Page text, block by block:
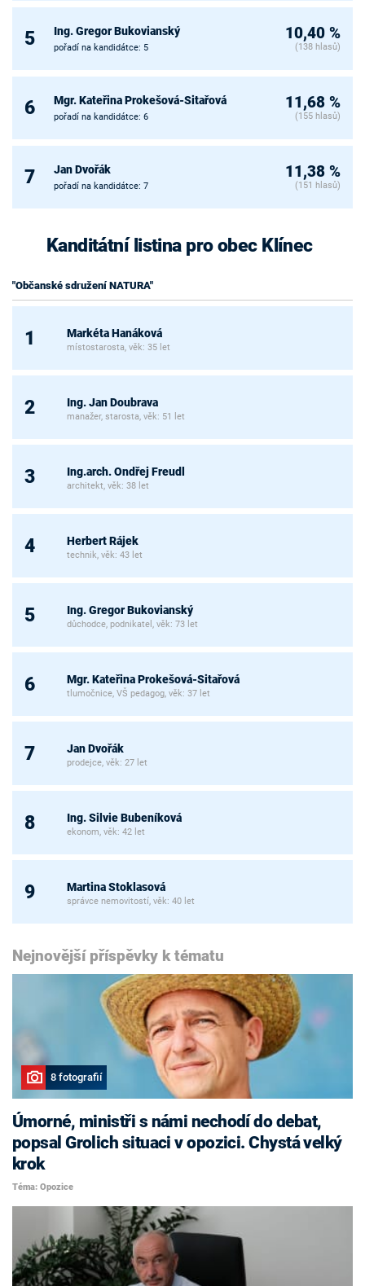
5 Ing. Gregor Bukovianský
pořadí na kandidátce: 5
10,40 %
(138 hlasů)
6 Mgr. Kateřina Prokešová-Sitařová
pořadí na kandidátce: 6
11,68 %
(155 hlasů)
7 Jan Dvořák
pořadí na kandidátce: 7
11,38 %
(151 hlasů)
Kanditátní listina pro obec Klínec
"Občanské sdružení NATURA"
1 Markéta Hanáková
místostarosta, věk: 35 let
2 Ing. Jan Doubrava
manažer, starosta, věk: 51 let
3 Ing.arch. Ondřej Freudl
architekt, věk: 38 let
4 Herbert Rájek
technik, věk: 43 let
5 Ing. Gregor Bukovianský
důchodce, podnikatel, věk: 73 let
6 Mgr. Kateřina Prokešová-Sitařová
tlumočnice, VŠ pedagog, věk: 37 let
7 Jan Dvořák
prodejce, věk: 27 let
8 Ing. Silvie Bubeníková
ekonom, věk: 42 let
9 Martina Stoklasová
správce nemovitostí, věk: 40 let
Nejnovější příspěvky k tématu
8 fotografií
Úmorné, ministři s námi nechodí do debat,
popsal Grolich situaci v opozici. Chystá velký
krok
Téma: Opozice